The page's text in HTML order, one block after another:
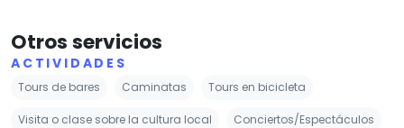
Otros servicios
ACTIVIDADES
Tours de bares Caminatas Tours en bicicleta
Visita o clase sobre la cultura local Conciertos/Espectáculos